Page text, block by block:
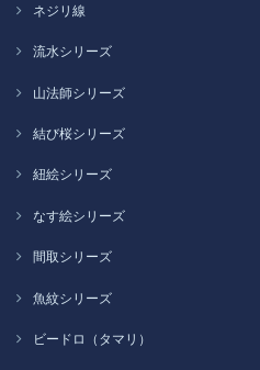
ネジリ線
流水シリーズ
山法師シリーズ
結び桜シリーズ
紐絵シリーズ
なす絵シリーズ
間取シリーズ
魚紋シリーズ
ビードロ（タマリ）